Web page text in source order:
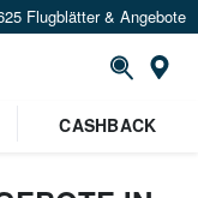
Flugblätter & Angebote
CASHBACK